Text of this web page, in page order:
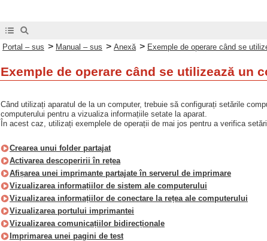
Portal – sus > Manual – sus > Anexă > Exemple de operare când se
Exemple de operare când se utilizează un
Când utilizați aparatul de la un computer, trebuie să configurați setările
computerului pentru a vizualiza informațiile setate la aparat.
În acest caz, utilizați exemplele de operații de mai jos pentru a verifica
Crearea unui folder partajat
Activarea descoperirii în rețea
Afișarea unei imprimante partajate în serverul de imprimare
Vizualizarea informațiilor de sistem ale computerului
Vizualizarea informațiilor de conectare la rețea ale computerului
Vizualizarea portului imprimantei
Vizualizarea comunicațiilor bidirecționale
Imprimarea unei pagini de test